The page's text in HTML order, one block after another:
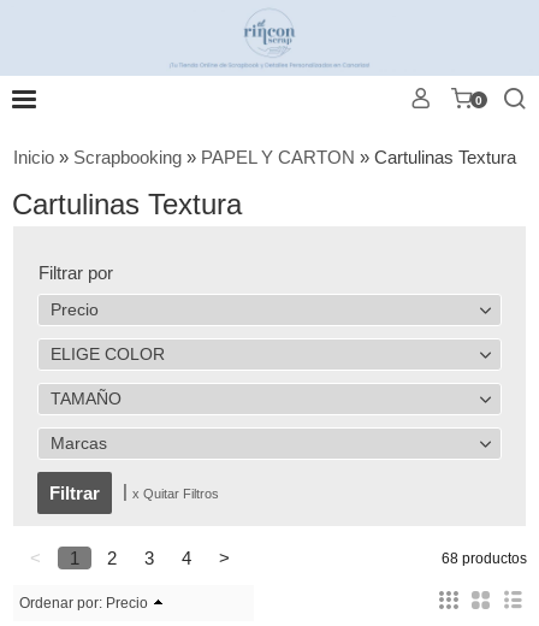
0
Inicio » Scrapbooking » PAPEL Y CARTON » Cartulinas Textura
Cartulinas Textura
Filtrar por
Precio
ELIGE COLOR
TAMAÑO
Marcas
x Quitar Filtros
< 1 2 3 4 > 68 productos
Ordenar por: Precio